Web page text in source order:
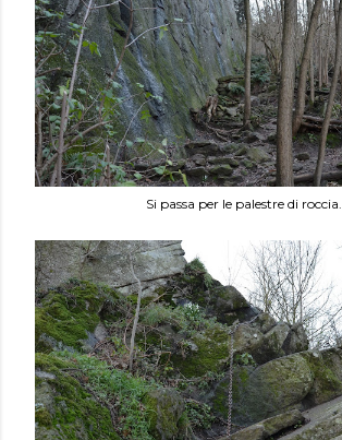
Si passa per le palestre di roccia.